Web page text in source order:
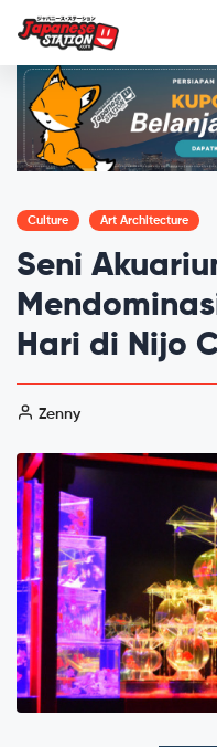
Culture Art Architecture
Seni
Hari di Nijo
Zenny